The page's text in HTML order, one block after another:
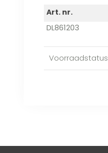
Art. nr.
DL861203
Voorraadstatus